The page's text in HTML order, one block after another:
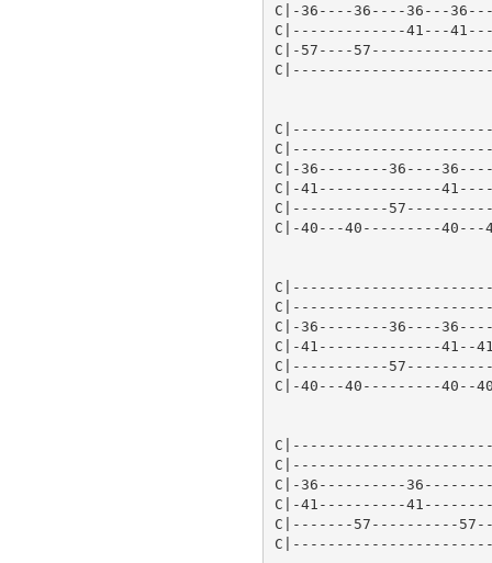
C|-36----36----36---
C|-------------41---
C|-57----
C|-36--------36----
C|-41--------------
C|-----------
C|-40---40---------
C|-36--------36----
C|-41--------------
C|-----------
C|-40---40---------
C|-36----------
C|-41----------
C|-------57----------